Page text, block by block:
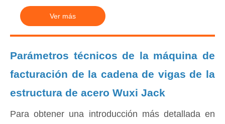
Ver más
Parámetros técnicos de la máquina de
facturación de la cadena de vigas de la
estructura de acero Wuxi Jack
Para obtener una introducción más detallada en